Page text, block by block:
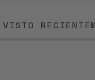
VISTO